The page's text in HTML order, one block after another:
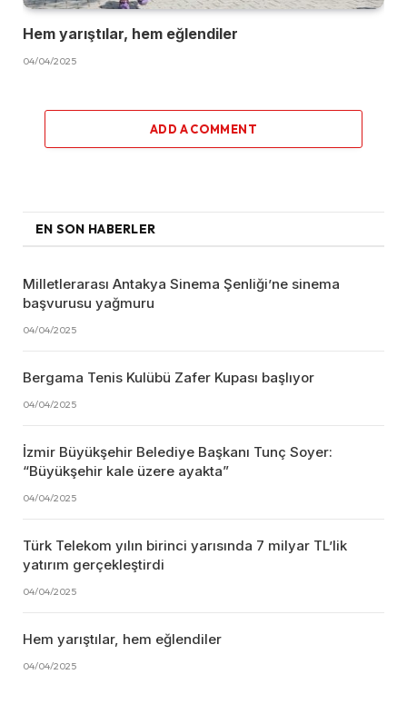
Hem yarıştılar, hem eğlendiler
04/04/2025
ADD A COMMENT
EN SON HABERLER
Milletlerarası Antakya Sinema Şenliği’ne sinema
başvurusu yağmuru
04/04/2025
Bergama Tenis Kulübü Zafer Kupası başlıyor
04/04/2025
İzmir Büyükşehir Belediye Başkanı Tunç Soyer:
“Büyükşehir kale üzere ayakta”
04/04/2025
Türk Telekom yılın birinci yarısında 7 milyar TL’lik
yatırım gerçekleştirdi
04/04/2025
Hem yarıştılar, hem eğlendiler
04/04/2025